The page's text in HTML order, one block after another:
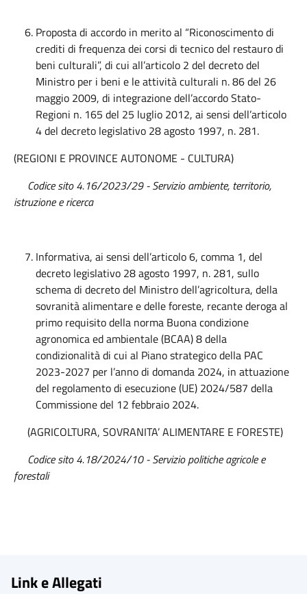
Proposta di accordo in merito al “Riconoscimento di
crediti di frequenza dei corsi di tecnico del restauro di
beni culturali”, di cui all’articolo 2 del decreto del
Ministro per i beni e le attività culturali n. 86 del 26
maggio 2009, di integrazione dell’accordo Stato-
Regioni n. 165 del 25 luglio 2012, ai sensi dell’articolo
4 del decreto legislativo 28 agosto 1997, n. 281.
(REGIONI E PROVINCE AUTONOME - CULTURA)
Codice sito 4.16/2023/29 - Servizio ambiente, territorio,
istruzione e ricerca
Informativa, ai sensi dell’articolo 6, comma 1, del
decreto legislativo 28 agosto 1997, n. 281, sullo
schema di decreto del Ministro dell’agricoltura, della
sovranità alimentare e delle foreste, recante deroga al
primo requisito della norma Buona condizione
agronomica ed ambientale (BCAA) 8 della
condizionalità di cui al Piano strategico della PAC
2023-2027 per l’anno di domanda 2024, in attuazione
del regolamento di esecuzione (UE) 2024/587 della
Commissione del 12 febbraio 2024.
(AGRICOLTURA, SOVRANITA’ ALIMENTARE E FORESTE)
Codice sito 4.18/2024/10 - Servizio politiche agricole e
forestali
Link e Allegati